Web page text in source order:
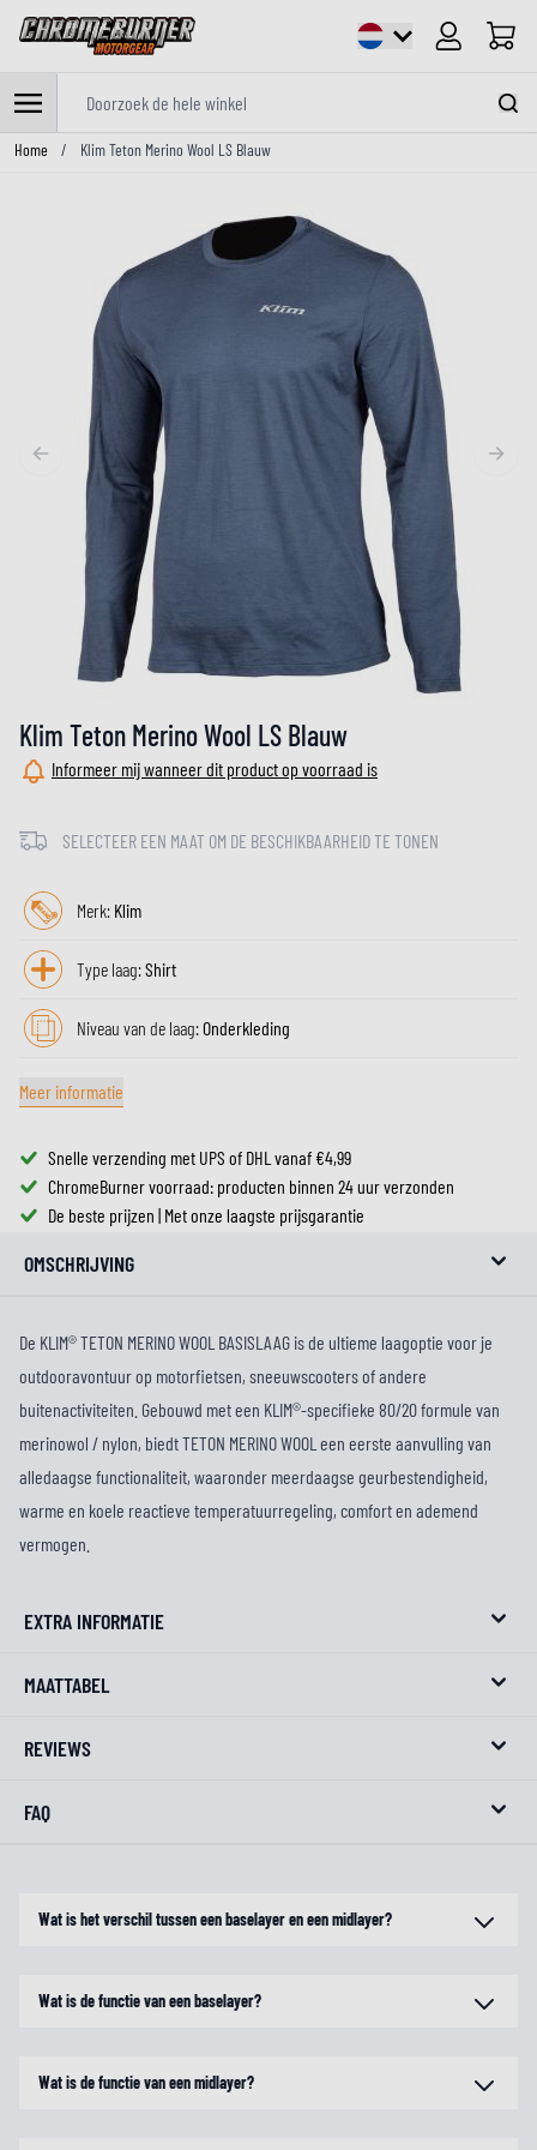
Cart
Ga naar de inhoud
Home / Klim Teton Merino Wool LS Blauw
Klim Teton Merino Wool LS Blauw
Informeer mij wanneer dit product op voorraad is
SELECTEER EEN MAAT OM DE BESCHIKBAARHEID TE TONEN
Merk: Klim
Type laag:Shirt
Niveau van de laag:Onderkleding
Meer informatie
Snelle verzending met UPS of DHL vanaf €4,99
ChromeBurner voorraad: producten binnen 24 uur verzonden
De beste prijzen | Met onze laagste prijsgarantie
OMSCHRIJVING
De KLIM® TETON MERINO WOOL BASISLAAG is de ultieme laagoptie voor je
outdooravontuur op motorfietsen, sneeuwscooters of andere
buitenactiviteiten. Gebouwd met een KLIM®-specifieke 80/20 formule van
merinowol / nylon, biedt TETON MERINO WOOL een eerste aanvulling van
alledaagse functionaliteit, waaronder meerdaagse geurbestendigheid,
warme en koele reactieve temperatuurregeling, comfort en ademend
vermogen.
EXTRA INFORMATIE
MAATTABEL
REVIEWS
FAQ
Wat is het verschil tussen een baselayer en een midlayer?
Wat is de functie van een baselayer?
Wat is de functie van een midlayer?